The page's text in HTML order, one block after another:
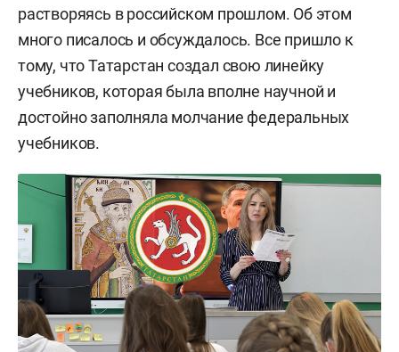
растворяясь в российском прошлом. Об этом
много писалось и обсуждалось. Все пришло к
тому, что Татарстан создал свою линейку
учебников, которая была вполне научной и
достойно заполняла молчание федеральных
учебников.